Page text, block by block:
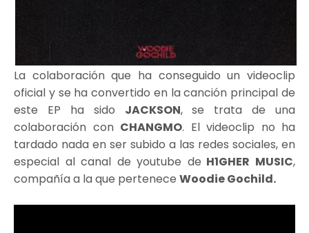
La colaboración que ha conseguido un videoclip
oficial y se ha convertido en la canción principal de
este EP ha sido JACKSON, se trata de una
colaboración con CHANGMO. El videoclip no ha
tardado nada en ser subido a las redes sociales, en
especial al canal de youtube de H1GHER MUSIC,
compañía a la que pertenece Woodie Gochild.